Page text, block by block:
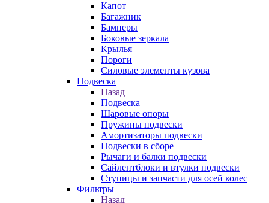
Капот
Багажник
Бамперы
Боковые зеркала
Крылья
Пороги
Силовые элементы кузова
Подвеска
Назад
Подвеска
Шаровые опоры
Пружины подвески
Амортизаторы подвески
Подвески в сборе
Рычаги и балки подвески
Сайлентблоки и втулки подвески
Ступицы и запчасти для осей колес
Фильтры
Назад